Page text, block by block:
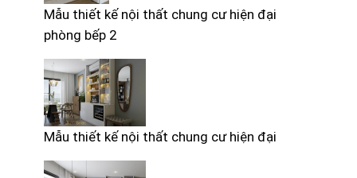
Mẫu thiết kế nội thất chung cư hiện đại
phòng bếp 2
Mẫu thiết kế nội thất chung cư hiện đại